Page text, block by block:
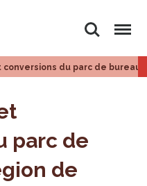
Rechercher
Menu
du parc de
parc de
de